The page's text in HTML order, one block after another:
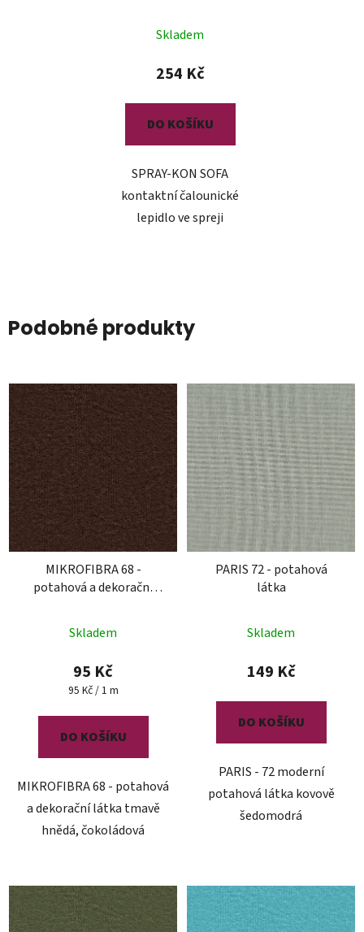
Skladem
254 Kč
DO KOŠÍKU
SPRAY-KON SOFA
kontaktní čalounické
lepidlo ve spreji
Podobné produkty
MIKROFIBRA 68 -
potahová a dekorační
Skladem
95 Kč
Měrná
95 Kč / 1 m
DO KOŠÍKU
MIKROFIBRA 68 - potahová
a dekorační látka tmavě
hnědá, čokoládová
PARIS 72 - potahová
látka
Skladem
149 Kč
DO KOŠÍKU
PARIS - 72 moderní
potahová látka kovově
šedomodrá